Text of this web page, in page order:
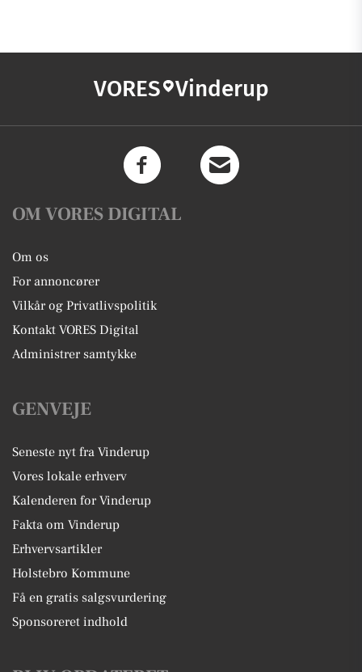
VORES Vinderup
OM VORES DIGITAL
Om os
For annoncører
Vilkår og Privatlivspolitik
Kontakt VORES Digital
Administrer samtykke
GENVEJE
Seneste nyt fra Vinderup
Vores lokale erhverv
Kalenderen for Vinderup
Fakta om Vinderup
Erhvervsartikler
Holstebro Kommune
Få en gratis salgsvurdering
Sponsoreret indhold